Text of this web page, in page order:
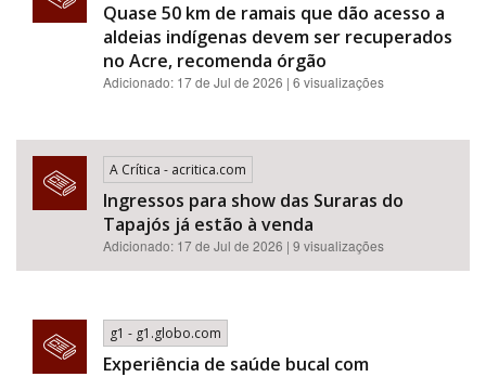
Quase 50 km de ramais que dão acesso a
aldeias indígenas devem ser recuperados
no Acre, recomenda órgão
Adicionado: 17 de Jul de 2026 | 6 visualizações
A Crítica - acritica.com
Ingressos para show das Suraras do
Tapajós já estão à venda
Adicionado: 17 de Jul de 2026 | 9 visualizações
g1 - g1.globo.com
Experiência de saúde bucal com